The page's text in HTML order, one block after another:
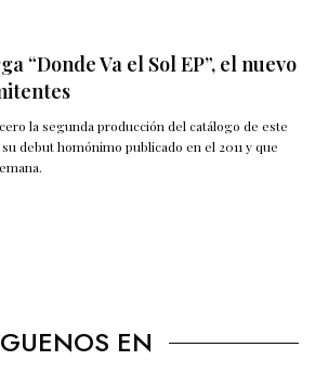
“Donde Va el Sol EP”, el nuevo
la segunda producción del catálogo de este
debut homónimo publicado en el 2011 y que
EN